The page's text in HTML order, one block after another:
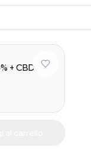
+ CBD